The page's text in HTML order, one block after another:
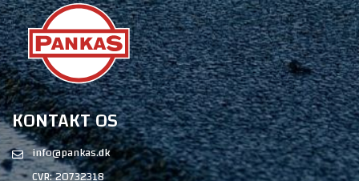
KONTAKT OS
info@pankas.dk